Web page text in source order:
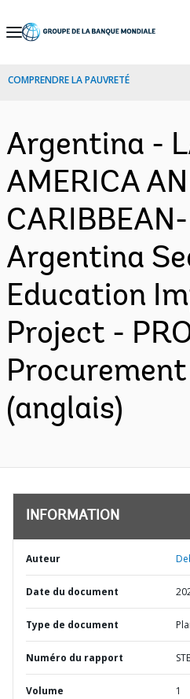
Skip
Navigation
COMPRENDRE LA PAUVRETÉ
Argentina -
AMERICA
Argentina
Education
Project -
(anglais)
INFORMATION
Auteur
Date du document
Type de document
Numéro du rapport
Volume 1